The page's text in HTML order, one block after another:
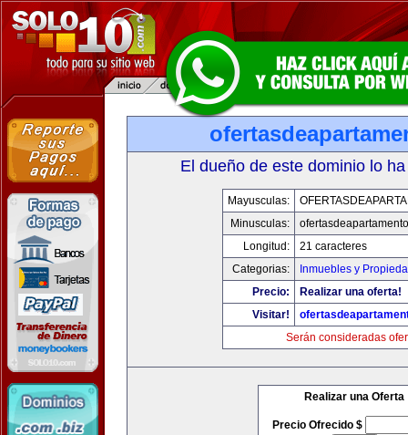
El dueño de este dominio lo
Mayusculas:
Minusculas:
Longitud:
21 caracteres
Categorias:
Inmuebles y
Precio:
Realizar una oferta!
Visitar!
Serán consideradas
Realizar una Oferta
Precio Ofrecido $